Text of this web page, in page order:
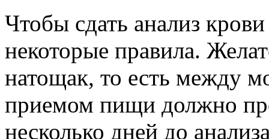
Чтобы сдать анализ
некоторые правила.
натощак, то есть между
приемом пищи должно
несколько дней до